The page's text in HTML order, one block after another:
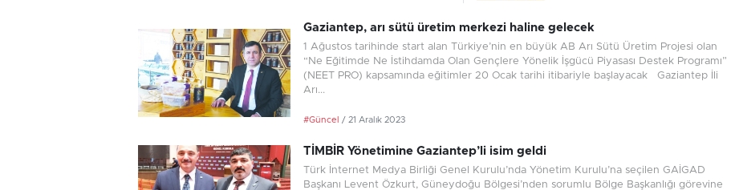
Gaziantep, arı sütü üretim merkezi haline gelecek
1 Ağustos tarihinde start alan Türkiye’nin en büyük AB Arı Sütü Üretim Projesi olan
“Ne Eğitimde Ne İstihdamda Olan Gençlere Yönelik İşgücü Piyasası Destek Programı”
(NEET PRO) kapsamında eğitimler 20 Ocak tarihi itibariyle başlayacak Gaziantep İli
Arı...
#Güncel / 21 Aralık 2023
TİMBİR Yönetimine Gaziantep’li isim geldi
Türk İnternet Medya Birliği Genel Kurulu’nda Yönetim Kurulu’na seçilen GAİGAD
Başkanı Levent Özkurt, Güneydoğu Bölgesi’nden sorumlu Bölge Başkanlığı görevine